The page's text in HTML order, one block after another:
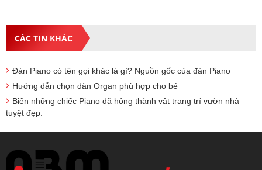
CÁC TIN KHÁC
Đàn Piano có tên gọi khác là gì? Nguồn gốc của đàn Piano
Hướng dẫn chọn đàn Organ phù hợp cho bé
Biến những chiếc Piano đã hỏng thành vật trang trí vườn nhà
tuyệt đẹp.